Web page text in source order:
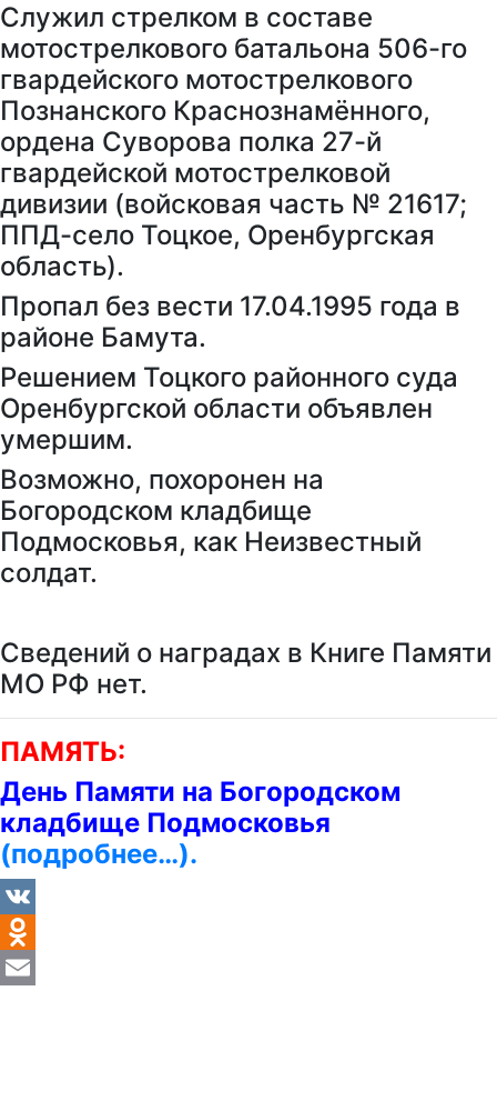
Служил стрелком в составе
мотострелкового батальона 506-го
гвардейского мотострелкового
Познанского Краснознамённого,
ордена Суворова полка 27-й
гвардейской мотострелковой
дивизии (войсковая часть № 21617;
ППД-село Тоцкое, Оренбургская
область).
Пропал без вести 17.04.1995 года в
районе Бамута.
Решением Тоцкого районного суда
Оренбургской области объявлен
умершим.
Возможно, похоронен на
Богородском кладбище
Подмосковья, как Неизвестный
солдат.
Сведений о наградах в Книге Памяти
МО РФ нет.
ПАМЯТЬ:
День Памяти на Богородском
кладбище Подмосковья
(подробнее…).
VK
Odnoklassniki